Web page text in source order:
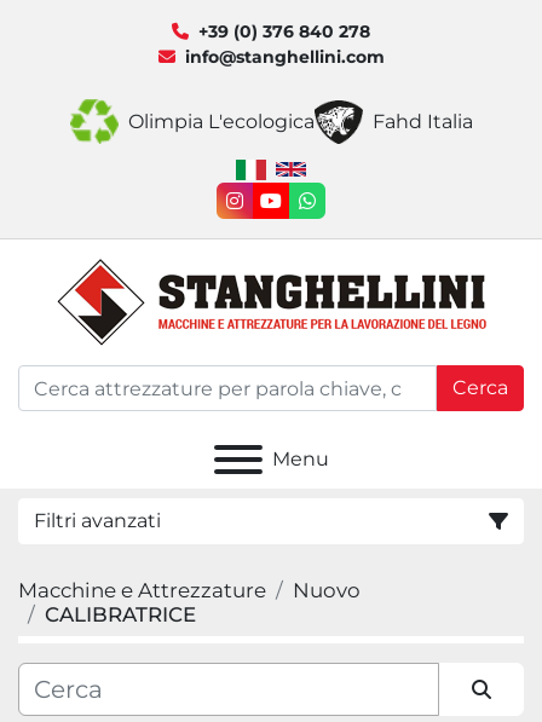
+39 (0) 376 840 278
info@stanghellini.com
Olimpia L'ecologica Fahd Italia
instagram
youtubewhatsapp
Cerca
Menu
Filtri avanzati
Categoria
Produttore
Macchine e Attrezzature
Nuovo
CALIBRATRICE